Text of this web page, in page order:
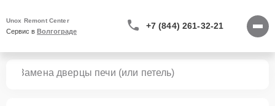
Unox Remont Center
Сервис в Волгограде
+7 (844) 261-32-21
Замена дверцы печи (или петель)